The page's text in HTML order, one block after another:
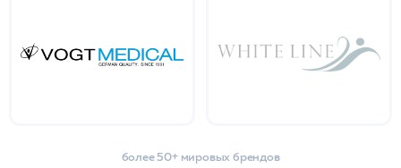
более 50+ мировых брендов